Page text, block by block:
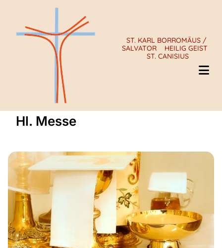
ST. KARL BORROMÄUS /
SALVATOR
HEILIG GEIST
ST. CANISIUS
Hl. Messe